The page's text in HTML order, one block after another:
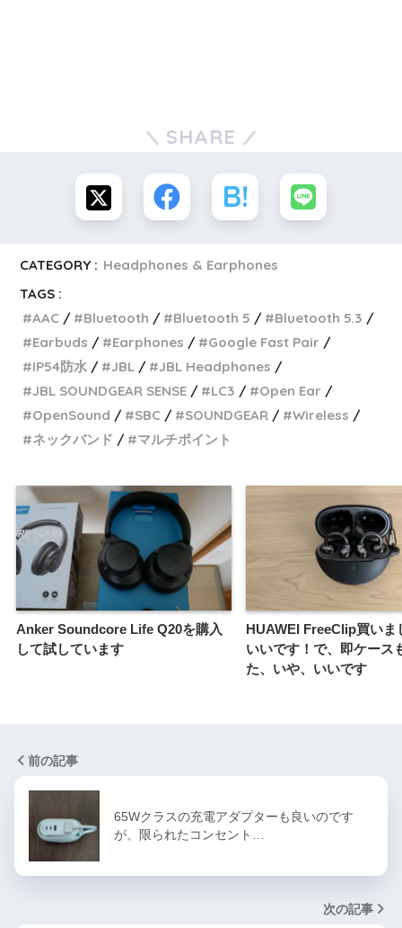
SHARE
CATEGORY : Headphones & Earphones
TAGS :
AAC
Bluetooth Bluetooth 5
Bluetooth 5.3
Earbuds
Earphones
Google Fast Pair
IP54防水
JBL
JBL Headphones
JBL SOUNDGEAR SENSE
LC3
Open Ear
OpenSound
SBC SOUNDGEAR
Wireless
ネックバンド
マルチポイント
Anker Soundcore Life Q20を購入
して試しています
HUAWEI FreeClip買いま
いいです！で、即ケース
た、いや、いいです
前の記事
65Wクラスの充電アダプターも良いのです
が、限られたコンセント…
次の記事